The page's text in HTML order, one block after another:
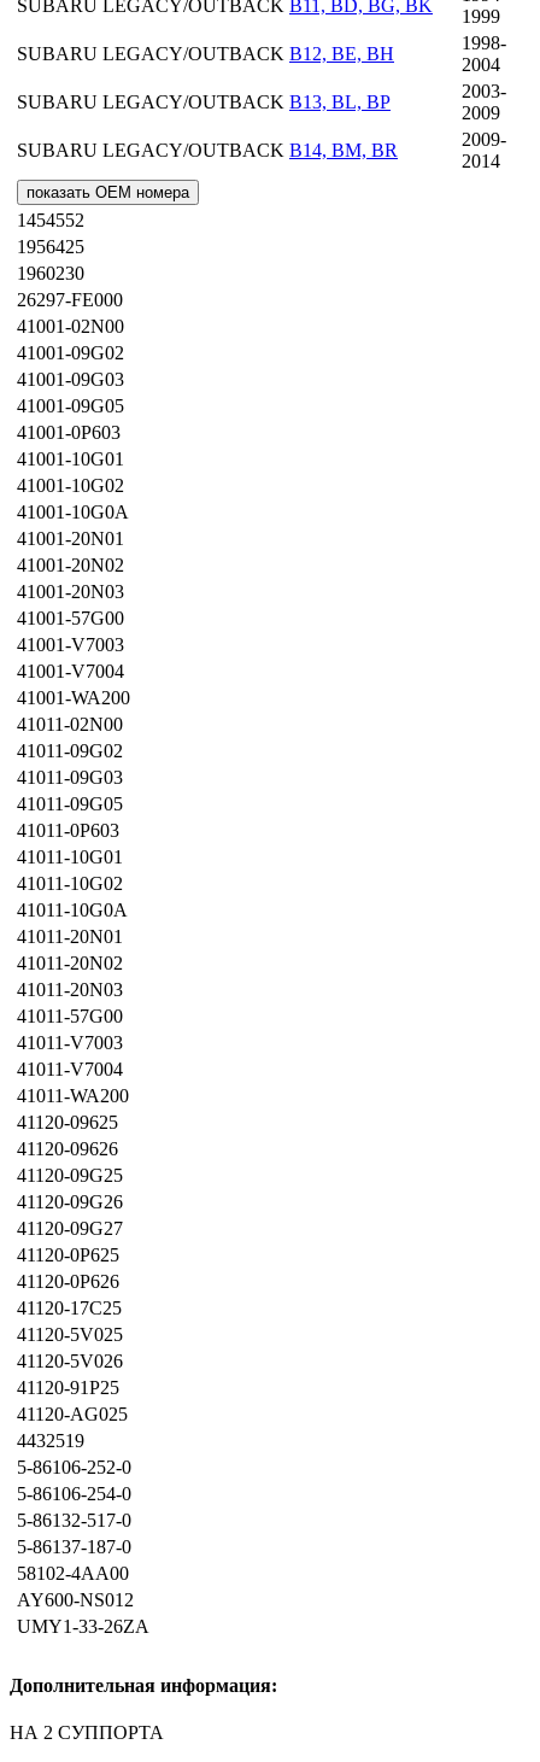
SUBARU LEGACY/OUTBACK B11, BD, BG, BK
1999
SUBARU LEGACY/OUTBACK B12, BE, BH
1998-
2004
SUBARU LEGACY/OUTBACK B13, BL, BP
2003-
2009
SUBARU LEGACY/OUTBACK B14, BM, BR
2009-
2014
показать OEM номера
1454552
1956425
1960230
26297-FE000
41001-02N00
41001-09G02
41001-09G03
41001-09G05
41001-0P603
41001-10G01
41001-10G02
41001-10G0A
41001-20N01
41001-20N02
41001-20N03
41001-57G00
41001-V7003
41001-V7004
41001-WA200
41011-02N00
41011-09G02
41011-09G03
41011-09G05
41011-0P603
41011-10G01
41011-10G02
41011-10G0A
41011-20N01
41011-20N02
41011-20N03
41011-57G00
41011-V7003
41011-V7004
41011-WA200
41120-09625
41120-09626
41120-09G25
41120-09G26
41120-09G27
41120-0P625
41120-0P626
41120-17C25
41120-5V025
41120-5V026
41120-91P25
41120-AG025
4432519
5-86106-252-0
5-86106-254-0
5-86132-517-0
5-86137-187-0
58102-4AA00
AY600-NS012
UMY1-33-26ZA
Дополнительная информация:
НА 2 СУППОРТА